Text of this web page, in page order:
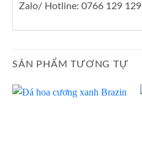
Zalo/ Hotline: 0766 129 129
SẢN PHẨM TƯƠNG TỰ